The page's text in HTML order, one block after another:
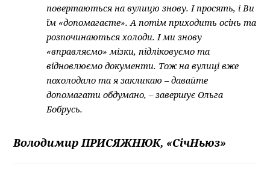
повертаються на вулицю знову. І просять, і Ви
їм «допомагаєте». А потім приходить осінь та
розпочинаються холоди. І ми знову
«вправляємо» мізки, підліковуємо та
відновлюємо документи. Тож на вулиці вже
похолодало та я закликаю – давайте
допомагати обдумано, – завершує Ольга
Бобрусь.
Володимир ПРИСЯЖНЮК, «СічНьюз»